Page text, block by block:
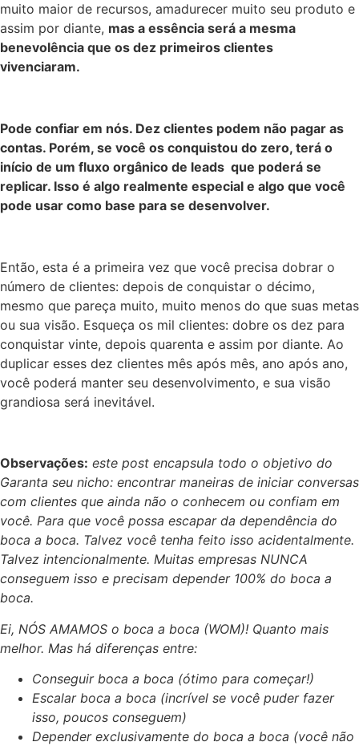
muito maior de recursos, amadurecer muito seu produto e
assim por diante, mas a essência será a mesma
benevolência que os dez primeiros clientes
vivenciaram.
Pode confiar em nós. Dez clientes podem não pagar as
contas. Porém, se você os conquistou do zero, terá o
início de um fluxo orgânico de leads que poderá se
replicar. Isso é algo realmente especial e algo que você
pode usar como base para se desenvolver.
Então, esta é a primeira vez que você precisa dobrar o
número de clientes: depois de conquistar o décimo,
mesmo que pareça muito, muito menos do que suas metas
ou sua visão. Esqueça os mil clientes: dobre os dez para
conquistar vinte, depois quarenta e assim por diante. Ao
duplicar esses dez clientes mês após mês, ano após ano,
você poderá manter seu desenvolvimento, e sua visão
grandiosa será inevitável.
Observações: este post encapsula todo o objetivo do
Garanta seu nicho: encontrar maneiras de iniciar conversas
com clientes que ainda não o conhecem ou confiam em
você. Para que você possa escapar da dependência do
boca a boca. Talvez você tenha feito isso acidentalmente.
Talvez intencionalmente. Muitas empresas NUNCA
conseguem isso e precisam depender 100% do boca a
boca.
Ei, NÓS AMAMOS o boca a boca (WOM)! Quanto mais
melhor. Mas há diferenças entre:
Conseguir boca a boca (ótimo para começar!)
Escalar boca a boca (incrível se você puder fazer
isso, poucos conseguem)
Depender exclusivamente do boca a boca (você não